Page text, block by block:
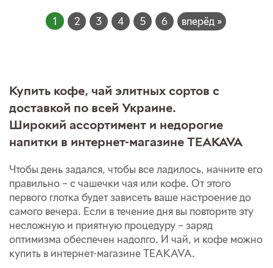
1 2 3 4 5 6 вперёд »
Купить кофе, чай элитных сортов с
доставкой по всей Украине.
Широкий ассортимент и недорогие
напитки в интернет-магазине TEAKAVA
Чтобы день задался, чтобы все ладилось, начните его
правильно – с чашечки чая или кофе. От этого
первого глотка будет зависеть ваше настроение до
самого вечера. Если в течение дня вы повторите эту
несложную и приятную процедуру – заряд
оптимизма обеспечен надолго. И чай, и кофе можно
купить в интернет-магазине TEAKAVA.